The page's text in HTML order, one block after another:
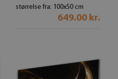
størrelse fra: 100x50 cm
649.00 kr.